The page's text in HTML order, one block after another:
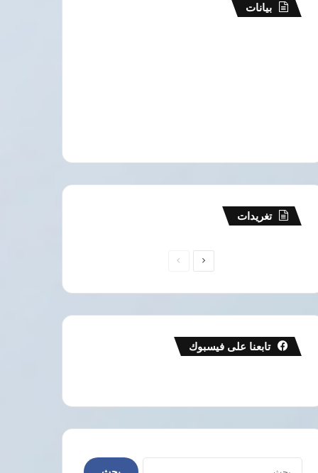
بيانات
تغريدات
الصفحةالصفحة
تابعنا على فيسبوك
البحث